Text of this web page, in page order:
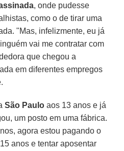
, onde pudesse
como o de tirar uma
"Mas, infelizmente, eu já
vai me contratar com
que chegou a
em diferentes empregos
São Paulo aos 13 anos e já
um posto em uma fábrica.
agora estou pagando o
anos e tentar aposentar